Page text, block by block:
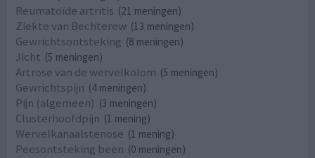
Reumatoïde artritis (21 meningen)
Ziekte van Bechterew (13 meningen)
Gewrichtsontsteking (8 meningen)
Jicht (5 meningen)
Artrose van de wervelkolom (5 meningen)
Gewrichtspijn (4 meningen)
Pijn (algemeen) (3 meningen)
Clusterhoofdpijn (1 mening)
Wervelkanaalstenose (1 mening)
Peesontsteking been (0 meningen)